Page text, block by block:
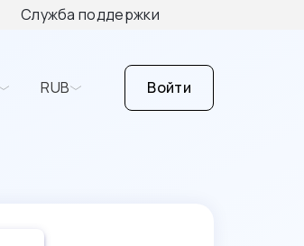
Служба поддержки
RUB Войти